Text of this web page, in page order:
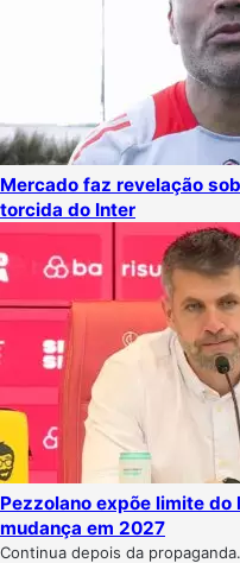
Mercado faz revelação
torcida do Inter
Pezzolano expõe limite
mudança em 2027
Continua depois da propaganda.